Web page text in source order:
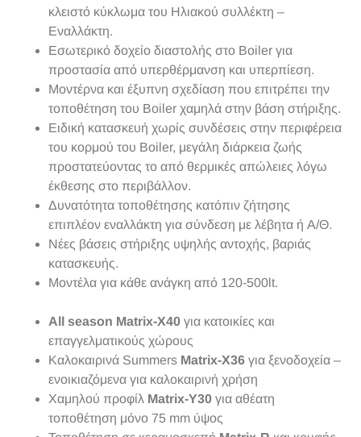
κλειστό κύκλωμα του Ηλιακού συλλέκτη –
Εναλλάκτη.
Εσωτερικό δοχείο διαστολής στο Boiler για
προστασία από υπερθέρμανση και υπερπίεση.
Μοντέρνα και έξυπνη σχεδίαση που επιτρέπει την
τοποθέτηση του Boiler χαμηλά στην βάση στήριξης.
Ειδική κατασκευή χωρίς συνδέσεις στην περιφέρεια
του κορμού του Boiler, μεγάλη διάρκεια ζωής
προστατεύοντας το από θερμικές απώλειες λόγω
έκθεσης στο περιβάλλον.
Δυνατότητα τοποθέτησης κατόπιν ζήτησης
επιπλέον εναλλάκτη για σύνδεση με λέβητα ή Α/Θ.
Νέες βάσεις στήριξης υψηλής αντοχής, βαριάς
κατασκευής.
Μοντέλα για κάθε ανάγκη από 120-500lt.
All season Matrix-X40 για κατοικίες και
επαγγελματικούς χώρους
Καλοκαιρινά Summers Matrix-X36 για ξενοδοχεία –
ενοικιαζόμενα για καλοκαιρινή χρήση
Χαμηλού προφίλ Matrix-Y30 για αθέατη
τοποθέτηση μόνο 75 mm ύψος